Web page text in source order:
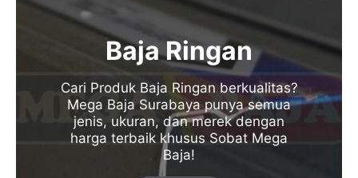
Baja Ringan
Cari Produk Baja Ringan berkualitas?
Mega Baja Surabaya punya semua
jenis, ukuran, dan merek dengan
harga terbaik khusus Sobat Mega
Baja!